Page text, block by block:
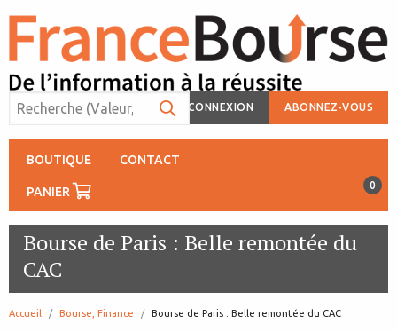
CONNEXION ABONNEZ-VOUS
BOUTIQUE CONTACT
PANIER 0
Bourse de Paris : Belle remontée du
CAC
Accueil Bourse, Finance page:
Bourse de Paris : Belle remontée du CAC